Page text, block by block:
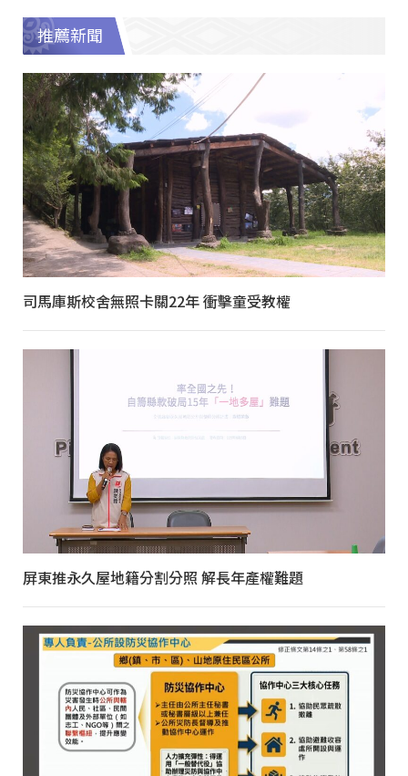
推薦新聞
司馬庫斯校舍無照卡關22年 衝擊童受教權
屏東推永久屋地籍分割分照 解長年產權難題